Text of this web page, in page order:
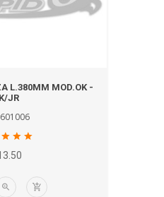
L.380MM MOD.OK -
JR